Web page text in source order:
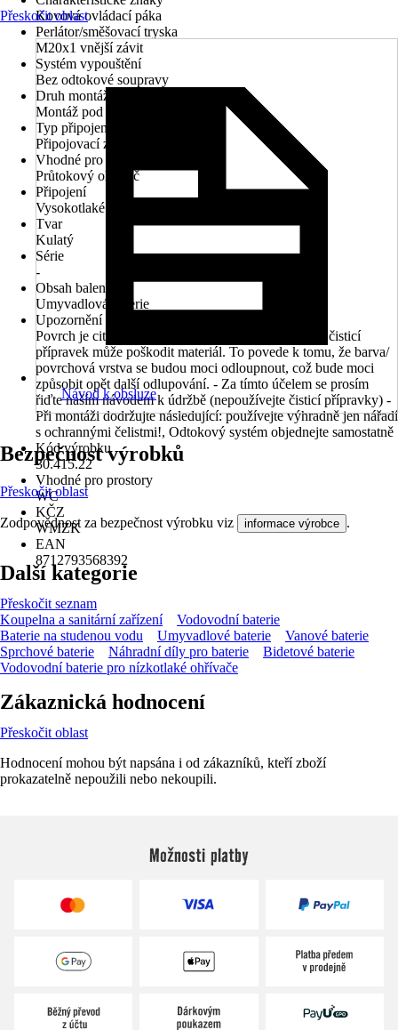
Kovová ovládací páka
Perlátor/směšovací tryska
M20x1 vnější závit
Systém vypouštění
Bez odtokové soupravy
Druh montáže
Montáž pod omítku
Typ připojení
Připojovací závit 1/2"
Vhodné pro
Průtokový ohřívač
Připojení
Vysokotlaké - tlakové
Tvar
Kulatý
Série
-
Obsah balení
Umyvadlová baterie
Upozornění
Povrch je citlivější než chromová vrstva. Nevhodný čisticí
přípravek může poškodit materiál. To povede k tomu, že barva/
povrchová vrstva se budou moci odloupnout, což bude moci
způsobit opět další odlupování. - Za tímto účelem se prosím
řiďte naším návodem k údržbě (nepoužívejte čisticí přípravky) -
Při montáži dodržujte následující: používejte výhradně jen nářadí
s ochrannými čelistmi!, Odtokový systém objednejte samostatně
Kód výrobku
30.415.22
Vhodné pro prostory
WC
KČZ
WMZK
EAN
8712793568392
Přeskočit oblast
Návod k obsluze
Bezpečnost výrobků
Přeskočit oblast
Zodpovědnost za bezpečnost výrobku viz informace výrobce .
Další kategorie
Přeskočit seznam
Koupelna a sanitární zařízení
Vodovodní baterie
Baterie na studenou vodu
Umyvadlové baterie
Vanové baterie
Sprchové baterie
Náhradní díly pro baterie
Bidetové baterie
Vodovodní baterie pro nízkotlaké ohřívače
Zákaznická hodnocení
Přeskočit oblast
Hodnocení mohou být napsána i od zákazníků, kteří zboží
prokazatelně nepoužili nebo nekoupili.
Možnosti platby